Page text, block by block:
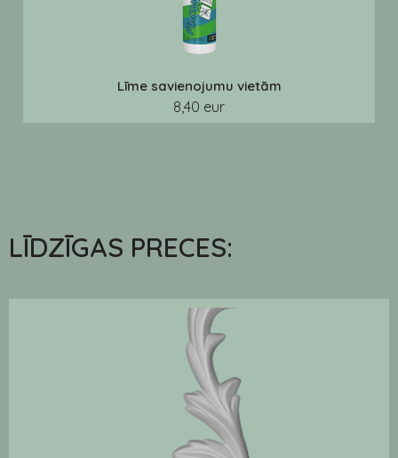
Līme savienojumu vietām
8,40 eur
LĪDZĪGAS PRECES: